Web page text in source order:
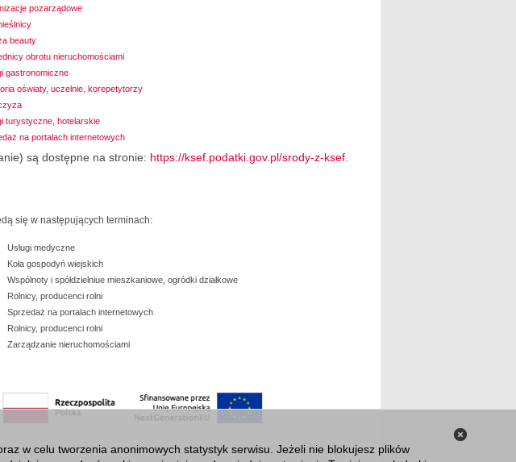
pozarządowe
beauty
obrotu nieruchomościami
gastronomiczne
oświaty, uczelnie, korepetytorzy
turystyczne, hotelarskie
na portalach internetowych
są dostępne na stronie: https://ksef.podatki.gov.pl/srody-z-ksef
się w następujących terminach:
Usługi medyczne
Koła gospodyń wiejskich
Wspólnoty i spółdzielniue mieszkaniowe, ogródki działkowe
Rolnicy, producenci rolni
Sprzedaż na portalach internetowych
Rolnicy, producenci rolni
Zarządzanie nieruchomościami
Zamknij
w celu tworzenia anonimowych statystyk serwisu. Jeżeli nie blokujesz plików